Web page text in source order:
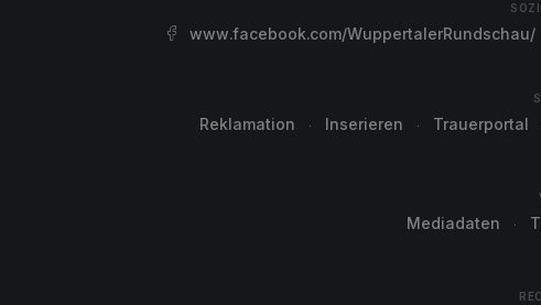
www.facebook.com/WuppertalerRundschau/
Reklamation Inserieren Trauerportal
Mediadaten